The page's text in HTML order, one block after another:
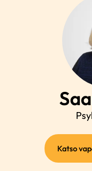
Katso